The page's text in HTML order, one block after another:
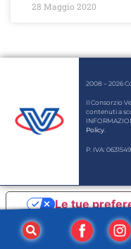
28 Maggio 2020
2008 – 2026
Il Consorzio
contenuti a
Policy.
P. IVA:
Informativa sulla
Le tue